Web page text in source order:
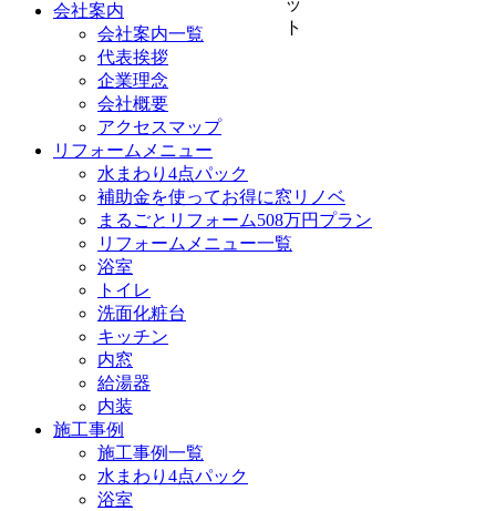
会社案内
会社案内一覧
代表挨拶
企業理念
会社概要
アクセスマップ
リフォームメニュー
水まわり4点パック
補助金を使ってお得に窓リノベ
まるごとリフォーム508万円プラン
リフォームメニュー一覧
浴室
トイレ
洗面化粧台
キッチン
内窓
給湯器
内装
施工事例
施工事例一覧
水まわり4点パック
浴室